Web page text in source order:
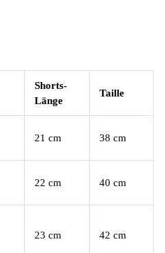
Shorts-
Länge
Taille
21 cm 38 cm
22 cm 40 cm
23 cm 42 cm